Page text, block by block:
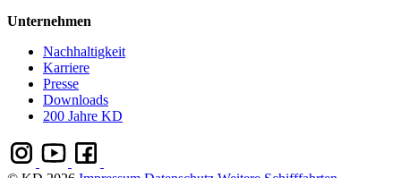
Unternehmen
Nachhaltigkeit
Karriere
Presse
Downloads
200 Jahre KD